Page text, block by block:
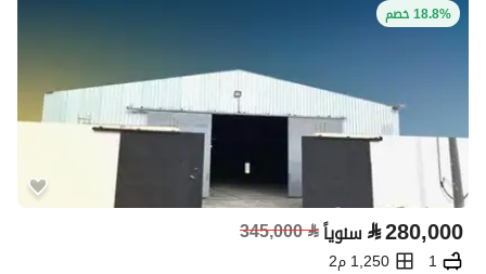
18.8% خصم
⃁280,000 سنوياً⃁
345,000
1
1,250 م2